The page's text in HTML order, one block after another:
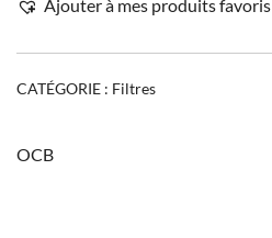
Ajouter à mes produits favoris
CATÉGORIE : Filtres
OCB